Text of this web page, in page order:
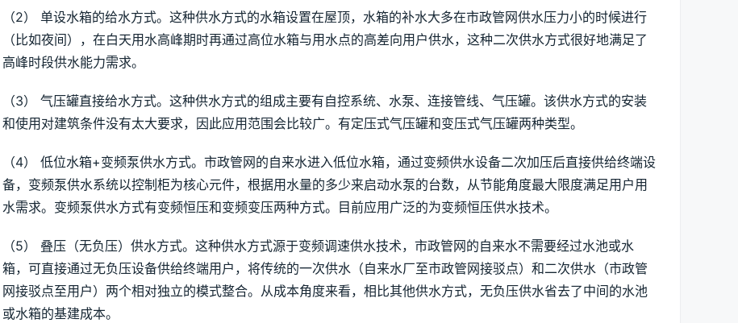
（2） 单设水箱的给水方式。这种供水方式的水箱设置在屋顶，水箱的补水大多在市政管网供水压力小的时候进行
（比如夜间），在白天用水高峰期时再通过高位水箱与用水点的高差向用户供水，这种二次供水方式很好地满足了
高峰时段供水能力需求。
（3） 气压罐直接给水方式。这种供水方式的组成主要有自控系统、水泵、连接管线、气压罐。该供水方式的安装
和使用对建筑条件没有太大要求，因此应用范围会比较广。有定压式气压罐和变压式气压罐两种类型。
（4） 低位水箱+变频泵供水方式。市政管网的自来水进入低位水箱，通过变频供水设备二次加压后直接供给终端设
备，变频泵供水系统以控制柜为核心元件，根据用水量的多少来启动水泵的台数，从节能角度最大限度满足用户用
水需求。变频泵供水方式有变频恒压和变频变压两种方式。目前应用广泛的为变频恒压供水技术。
（5） 叠压（无负压）供水方式。这种供水方式源于变频调速供水技术，市政管网的自来水不需要经过水池或水
箱，可直接通过无负压设备供给终端用户，将传统的一次供水（自来水厂至市政管网接驳点）和二次供水（市政管
网接驳点至用户）两个相对独立的模式整合。从成本角度来看，相比其他供水方式，无负压供水省去了中间的水池
或水箱的基建成本。